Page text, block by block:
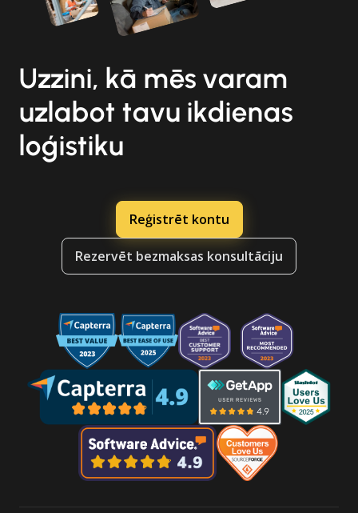
Uzzini, kā mēs varam
uzlabot tavu ikdienas
loģistiku
Reģistrēt kontu
Rezervēt bezmaksas konsultāciju